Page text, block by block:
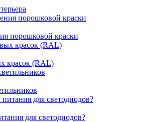
порошковой краски
красок (RAL)
для светодиодов?